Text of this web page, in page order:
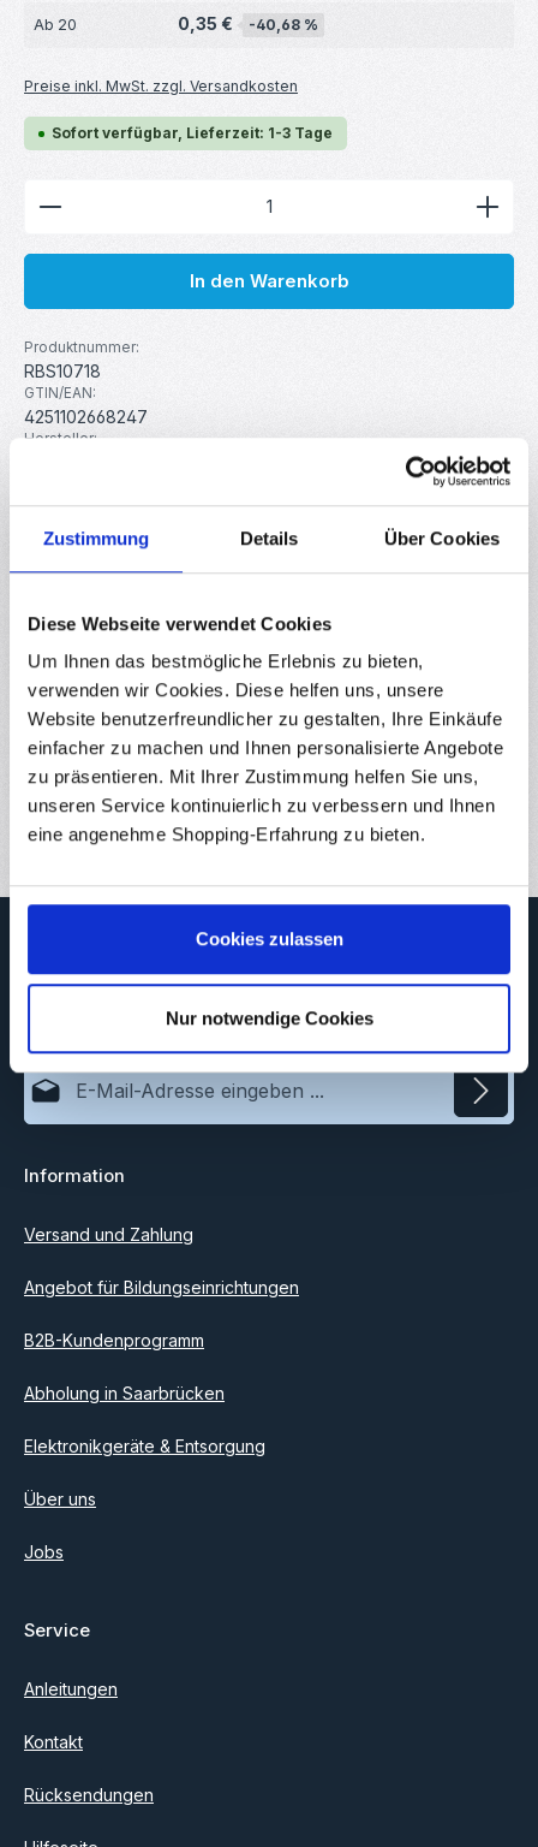
Zustimmung Details Über Cookies
Diese Webseite verwendet Cookies
Um Ihnen das bestmögliche Erlebnis zu bieten,
verwenden wir Cookies. Diese helfen uns, unsere
Website benutzerfreundlicher zu gestalten, Ihre Einkäufe
einfacher zu machen und Ihnen personalisierte Angebote
zu präsentieren. Mit Ihrer Zustimmung helfen Sie uns,
unseren Service kontinuierlich zu verbessern und Ihnen
eine angenehme Shopping-Erfahrung zu bieten.
Cookies zulassen
Nur notwendige Cookies
Ab 20 0,35 € -40,68 %
Preise inkl. MwSt. zzgl. Versandkosten
Sofort verfügbar, Lieferzeit: 1-3 Tage
Produkt Anzahl: Gib den gewünschten Wert ein
In den Warenkorb
Produktnummer:
RBS10718
GTIN/EAN:
4251102668247
Hersteller:
0.002 kg
M3 Rändelmutter zum einfachen Befestigen und Nivellieren
von Heizbetten und Druckplatten; geeignet für Makerbot,
Ultimak… Mehr
Eigenschaften
Downloads
Bewertungen
1
Abonnieren Sie jetzt unseren regelmäßig erscheinenden
informiert zu werden.
E-Mail-Adresse*
Ich habe dieDatenschutzbestimmungen
einverstanden.
Information
Versand und Zahlung
Angebot für Bildungseinrichtungen
B2B-Kundenprogramm
Abholung in Saarbrücken
Elektronikgeräte & Entsorgung
Über uns
Jobs
Service
Anleitungen
Kontakt
Rücksendungen